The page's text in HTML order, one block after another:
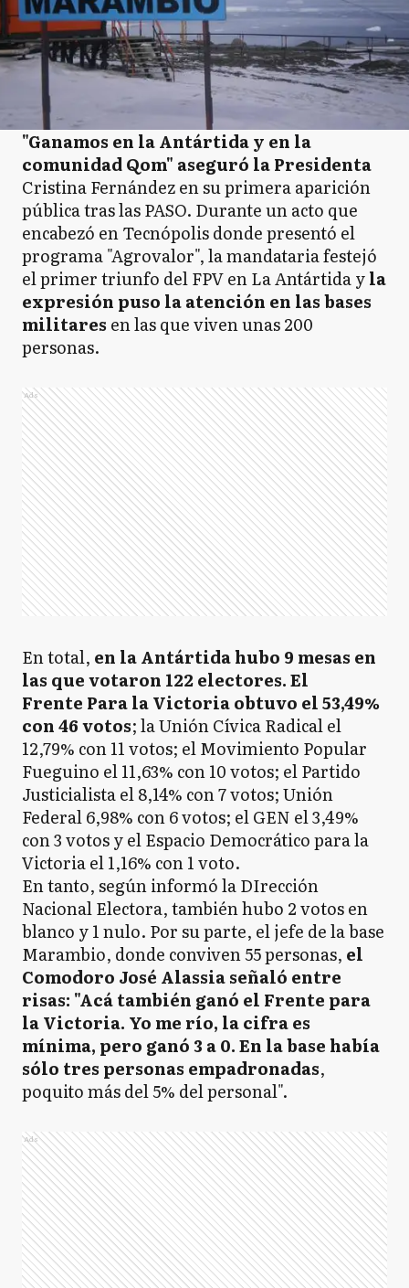
"Ganamos en la Antártida y en la
comunidad Qom" aseguró la Presidenta
Cristina Fernández en su primera aparición
pública tras las PASO. Durante un acto que
encabezó en Tecnópolis donde presentó el
programa "Agrovalor", la mandataria festejó
el primer triunfo del FPV en La Antártida yla
expresión puso la atención en las bases
militares en las que viven unas 200
personas.
Ads
En total, en la Antártida hubo 9 mesas en
las que votaron 122 electores.El
Frente Para la Victoria obtuvo el 53,49%
con 46 votos; la Unión Cívica Radical el
12,79% con 11 votos; el Movimiento Popular
Fueguino el 11,63% con 10 votos; el Partido
Justicialista el 8,14% con 7 votos; Unión
Federal 6,98% con 6 votos; el GEN el 3,49%
con 3 votos y el Espacio Democrático para la
Victoria el 1,16% con 1 voto.
En tanto, según informó la DIrección
Nacional Electora, también hubo 2 votos en
blanco y 1 nulo. Por su parte, el jefe de la base
Marambio, donde conviven 55 personas, el
Comodoro José Alassia señaló entre
risas: "Acá también ganó el Frente para
la Victoria. Yo me río, la cifra es
mínima, pero ganó 3 a 0. En la base había
sólo tres personas empadronadas,
poquito más del 5% del personal".
Ads